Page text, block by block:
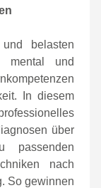
belasten
mental und
In diesem
über
nach
So gewinnen